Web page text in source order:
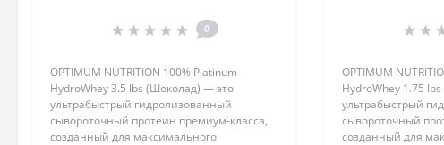
0
OPTIMUM NUTRITION 100% Platinum
HydroWhey 3.5 lbs (Шоколад) — это
ультрабыстрый гидролизованный
сывороточный протеин премиум-класса,
созданный для максимального
OPTIMUM
HydroWhey 1.75
ультрабыстрый
сывороточный
созданный для